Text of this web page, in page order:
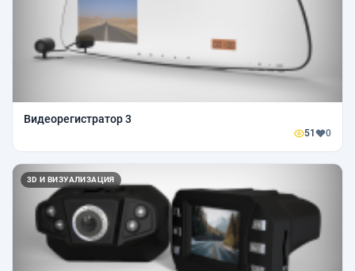
Видеорегистратор 3
51 0
3D И ВИЗУАЛИЗАЦИЯ